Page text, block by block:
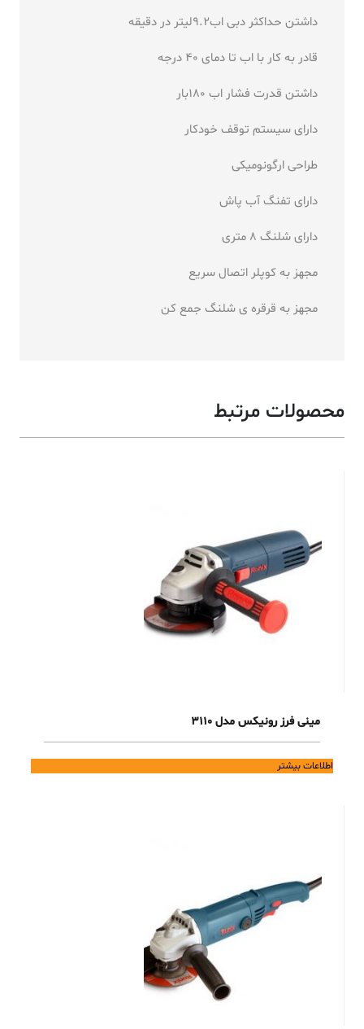
داشتن حداکثر دبی اب9.2لیتر در دقیقه
قادر به کار با اب تا دمای 40 درجه
داشتن قدرت فشار اب 180بار
دارای سیستم توقف خودکار
طراحی ارگونومیکی
دارای تفنگ آب پاش
دارای شلنگ 8 متری
مجهز به کوپلر اتصال سریع
مجهز به قرقره ی شلنگ جمع کن
محصولات مرتبط
مینی فرز رونیکس مدل 3110
اطلاعات بیشتر